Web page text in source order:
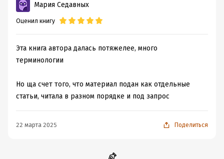
Мария Седавных
Оценил книгу
Эта книга автора далась потяжелее, много
терминологии
Но ща счет того, что материал подан как отдельные
статьи, читала в разном порядке и под запрос
22 марта 2025 Поделиться